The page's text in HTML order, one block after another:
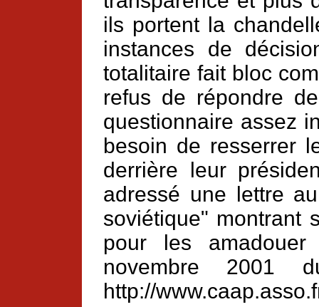
ils portent la
instances de
totalitaire fait bloc
refus de répondre
questionnaire assez
besoin de resserrer
derrière leur
adressé une lettre
soviétique" montrant
pour les
novembre 2001
http://